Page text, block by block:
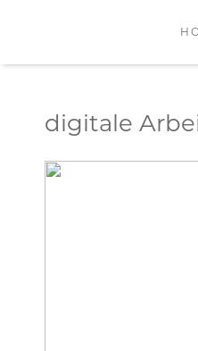
digitale